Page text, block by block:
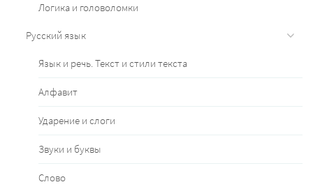
Логика и головоломки
Русский язык
Язык и речь. Текст и стили текста
Алфавит
Ударение и слоги
Звуки и буквы
Слово